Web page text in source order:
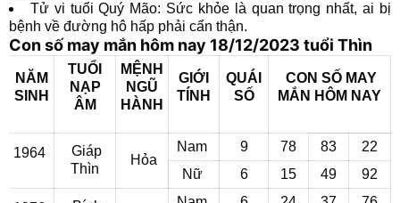
Tử vi tuổi Quý Mão: Sức khỏe là quan trọng nhất, ai bị
bệnh về đường hô hấp phải cẩn thận.
Con số may mắn hôm nay 18/12/2023 tuổi Thìn
NĂM
SINH
TUỔI
NẠP
ÂM
MỆNH
NGŨ
HÀNH
GIỚI
TÍNH
QUÁI
SỐ
CON SỐ MAY
MẮN HÔM NAY
1964
Giáp
Thìn
Hỏa
Nam 9 78 83
22
Nữ
6 15 49 92